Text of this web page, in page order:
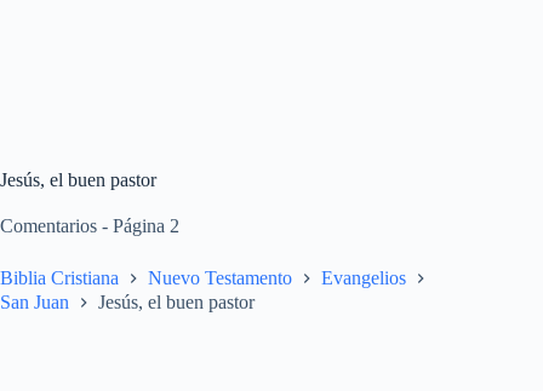
Jesús, el buen pastor
Comentarios - Página 2
Biblia Cristiana Nuevo Testamento
Evangelios
San Juan
Jesús, el buen pastor